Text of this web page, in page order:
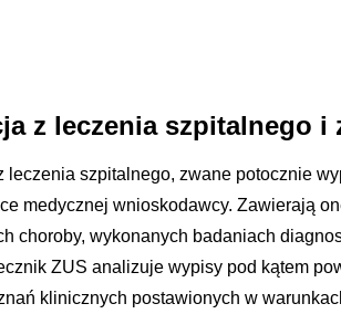
z leczenia szpitalnego
leczenia szpitalnego, zwane potocznie
medycznej wnioskodawcy. Zawierają
choroby, wykonanych badaniach
ZUS analizuje wypisy pod kątem
klinicznych postawionych w